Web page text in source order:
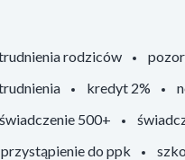
rodziców
kredyt 2%
świadczenie 500+
do ppk